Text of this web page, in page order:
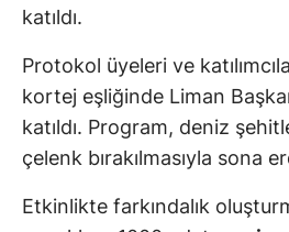
katıldı.
Protokol üyeleri ve
kortej eşliğinde Liman
katıldı. Program, deniz
çelenk bırakılmasıyla sona
Etkinlikte farkındalık